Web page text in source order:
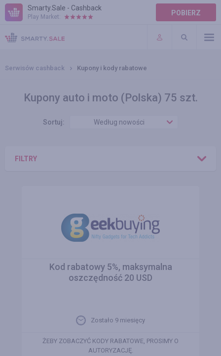
Smarty.Sale - Cashback
Play Market: POBIERZ
POMOC
WARUNKI
Serwisów cashback Kupony i kody rabatowe
Kupony auto i moto (Polska) 75 szt.
Sortuj: Według nowości
FILTRY
Kod rabatowy 5%, maksymalna
oszczędność 20 USD
Zostało 9 miesięcy
ŻEBY ZOBACZYĆ KODY RABATOWE, PROSIMY O
AUTORYZACJĘ.